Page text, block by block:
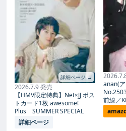
詳細ページ →
2026.7.9 発売
【HMV限定特典】Net×JJ ポス
トカード1枚 awesome!
Plus SUMMER SPECIAL
詳細ページ
anan(
前線／